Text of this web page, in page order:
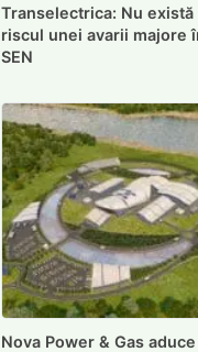
Transelectrica: Nu există
riscul unei avarii majore
SEN
Nova Power & Gas aduce